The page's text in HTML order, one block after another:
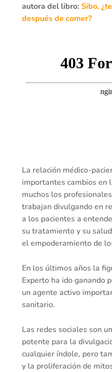
autora del libro: Sibo,
después de comer?
La relación médico-
importantes cambios en
muchos los
trabajan divulgando en
a los pacientes a
su tratamiento y su
el empoderamiento de
En los últimos años la
Experto ha ido ganando
un agente activo
sanitario.
Las redes sociales son
potente para la
cualquier índole, pero
y la proliferación de